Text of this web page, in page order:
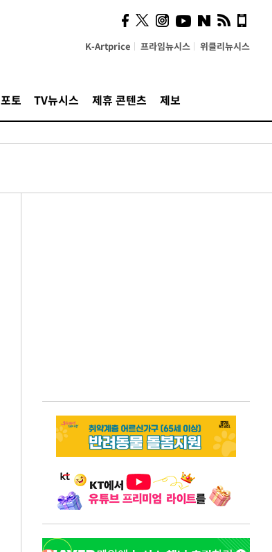
K-Artprice 프라임뉴시스 위클리뉴시스
포토 TV뉴시스 제휴 콘텐츠 제보